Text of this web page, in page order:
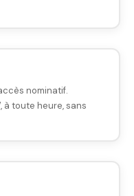
nominatif.
à toute heure, sans